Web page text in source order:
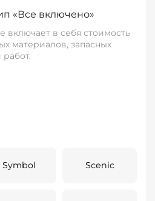
«Все включено»
включает в себя стоимость
материалов, запасных
работ.
Symbol Scenic